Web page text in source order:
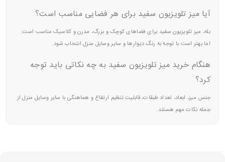
آیا میز تلویزیون سفید برای هر فضایی مناسب است؟
بله، میز تلویزیون سفید برای فضاهای کوچک و بزرگ، مدرن و کلاسیک مناسب است.
اما بهتر است با توجه به رنگ دیوارها و سایر وسایل منزل انتخاب شود.
هنگام خرید میز تلویزیون سفید به چه نکاتی باید توجه
کرد؟
جنس میز، ابعاد، تعداد طبقات، قابلیت تنظیم ارتفاع و هماهنگی با سایر وسایل منزل از
جمله نکات مهم هستند.